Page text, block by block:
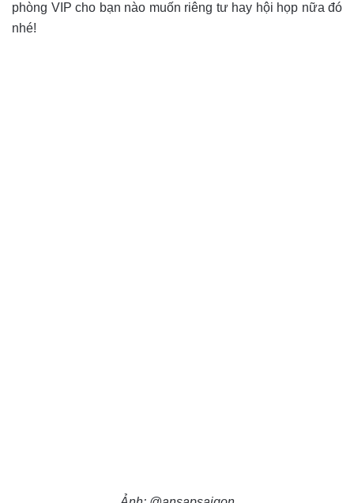
phòng VIP cho bạn nào muốn riêng tư hay hội họp nữa đó
nhé!